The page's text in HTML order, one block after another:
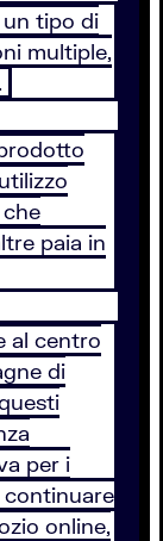
tipo di
multiple,
paia in
al centro
di
per i
online,